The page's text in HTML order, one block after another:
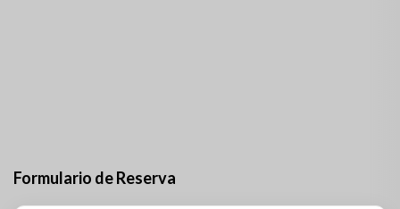
Formulario de Reserva